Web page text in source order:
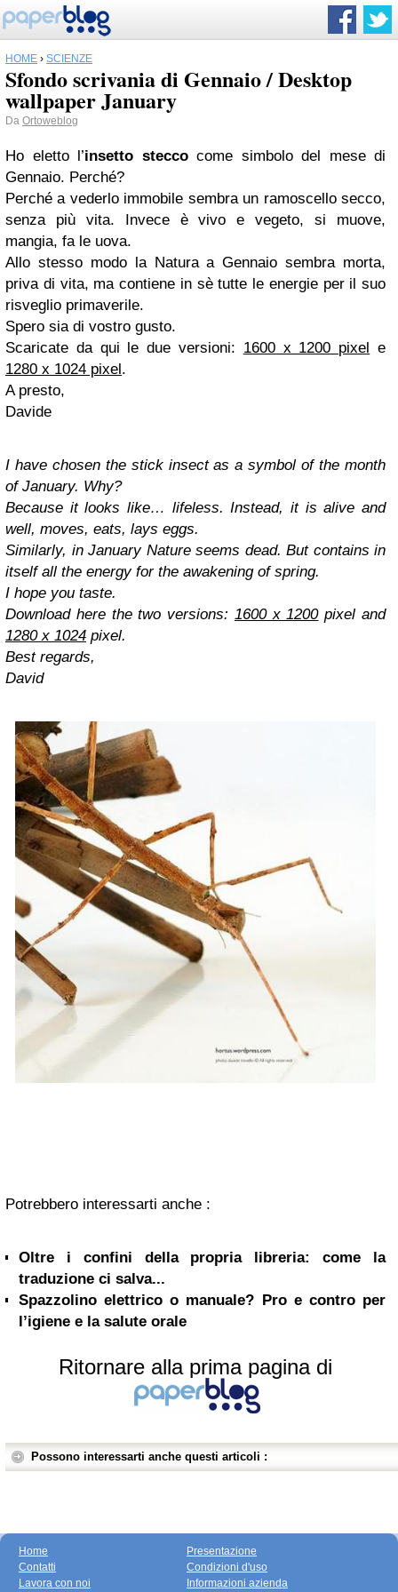
HOME › SCIENZE
Sfondo scrivania di Gennaio / Desktop
wallpaper January
Da Ortoweblog
Ho eletto l’insetto steccocome simbolo del mese di
Gennaio. Perché?
Perché a vederlo immobile sembra un ramoscello secco,
senza più vita. Invece è vivo e vegeto, si muove,
mangia, fa le uova.
Allo stesso modo la Natura a Gennaio sembra morta,
priva di vita, ma contiene in sè tutte le energie per il suo
risveglio primaverile.
Spero sia di vostro gusto.
Scaricate da qui le due versioni: 1600 x 1200 pixel e
1280 x 1024 pixel.
A presto,
Davide
I have chosen the stick insect as a symbol of the month
of January. Why?
Because it looks like… lifeless. Instead, it is alive and
well, moves, eats, lays eggs.
Similarly, in January Nature seems dead. But contains in
itself all the energy for the awakening of spring.
I hope you taste.
Download here the two versions: 1600 x 1200pixel and
1280 x 1024 pixel.
Best regards,
David
Potrebbero interessarti anche :
Oltre i confini della propria libreria: come la
traduzione ci salva...
Spazzolino elettrico o manuale? Pro e contro per
l’igiene e la salute orale
Ritornare alla prima pagina di
Possono interessarti anche questi articoli :
Home
Contatti
Lavora con noi
Presentazione
Condizioni d'uso
Informazioni azienda